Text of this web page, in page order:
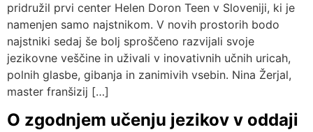
pridružil prvi center Helen Doron Teen v Sloveniji, ki je
namenjen samo najstnikom. V novih prostorih bodo
najstniki sedaj še bolj sproščeno razvijali svoje
jezikovne veščine in uživali v inovativnih učnih uricah,
polnih glasbe, gibanja in zanimivih vsebin. Nina Žerjal,
master franšizij […]
O zgodnjem učenju jezikov v oddaji